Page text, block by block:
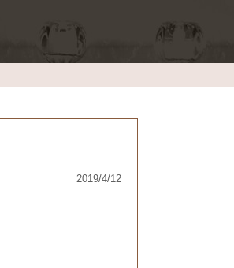
2019/4/12